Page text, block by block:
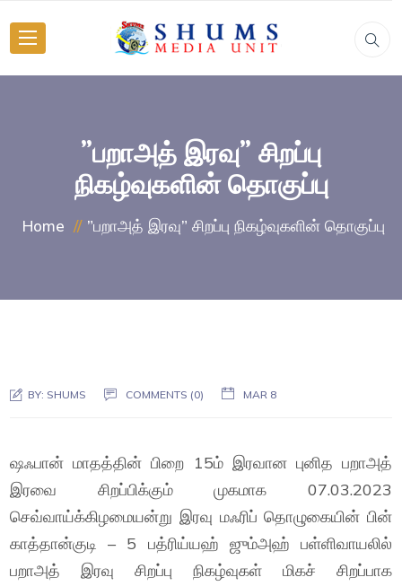
”பறாஅத் இரவு” சிறப்பு
நிகழ்வுகளின் தொகுப்பு
Home ”பறாஅத் இரவு” சிறப்பு நிகழ்வுகளின் தொகுப்பு
BY: SHUMS COMMENTS (0) MAR 8
ஷஃபான் மாதத்தின் பிறை 15ம் இரவான புனித பறாஅத்
இரவை சிறப்பிக்கும் முகமாக 07.03.2023
செவ்வாய்க்கிழமையன்று இரவு மஃரிப் தொழுகையின் பின்
காத்தான்குடி – 5 பத்ரிய்யஹ் ஜும்அஹ் பள்ளிவாயலில்
பறாஅத் இரவு சிறப்பு நிகழ்வுகள் மிகச் சிறப்பாக